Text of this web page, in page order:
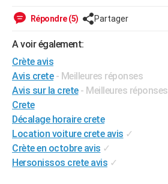
Art de vivre
Bien-être
Loisirs
Mode
Modes de vie
SANTE
VOYAGE
Destinations
City break
Voyage nature
Voyage de noces
Forum
Climat
+PHOTO
GUIDES D'ACHAT
BONS PLANS
CARTE DE VOEUX
Carte de Noël
Carte Bonne année
Carte Saint-Valentin
Carte Pâques
Carte d'anniversaire
DICTIONNAIRE
Répondre (5) Partager
A voir également:
Crète avis
Avis crete - Meilleures réponses
Avis sur la crete - Meilleures réponses
Crete
Décalage horaire crete
Location voiture crete avis ✓
Crète en octobre avis ✓
Hersonissos crete avis ✓